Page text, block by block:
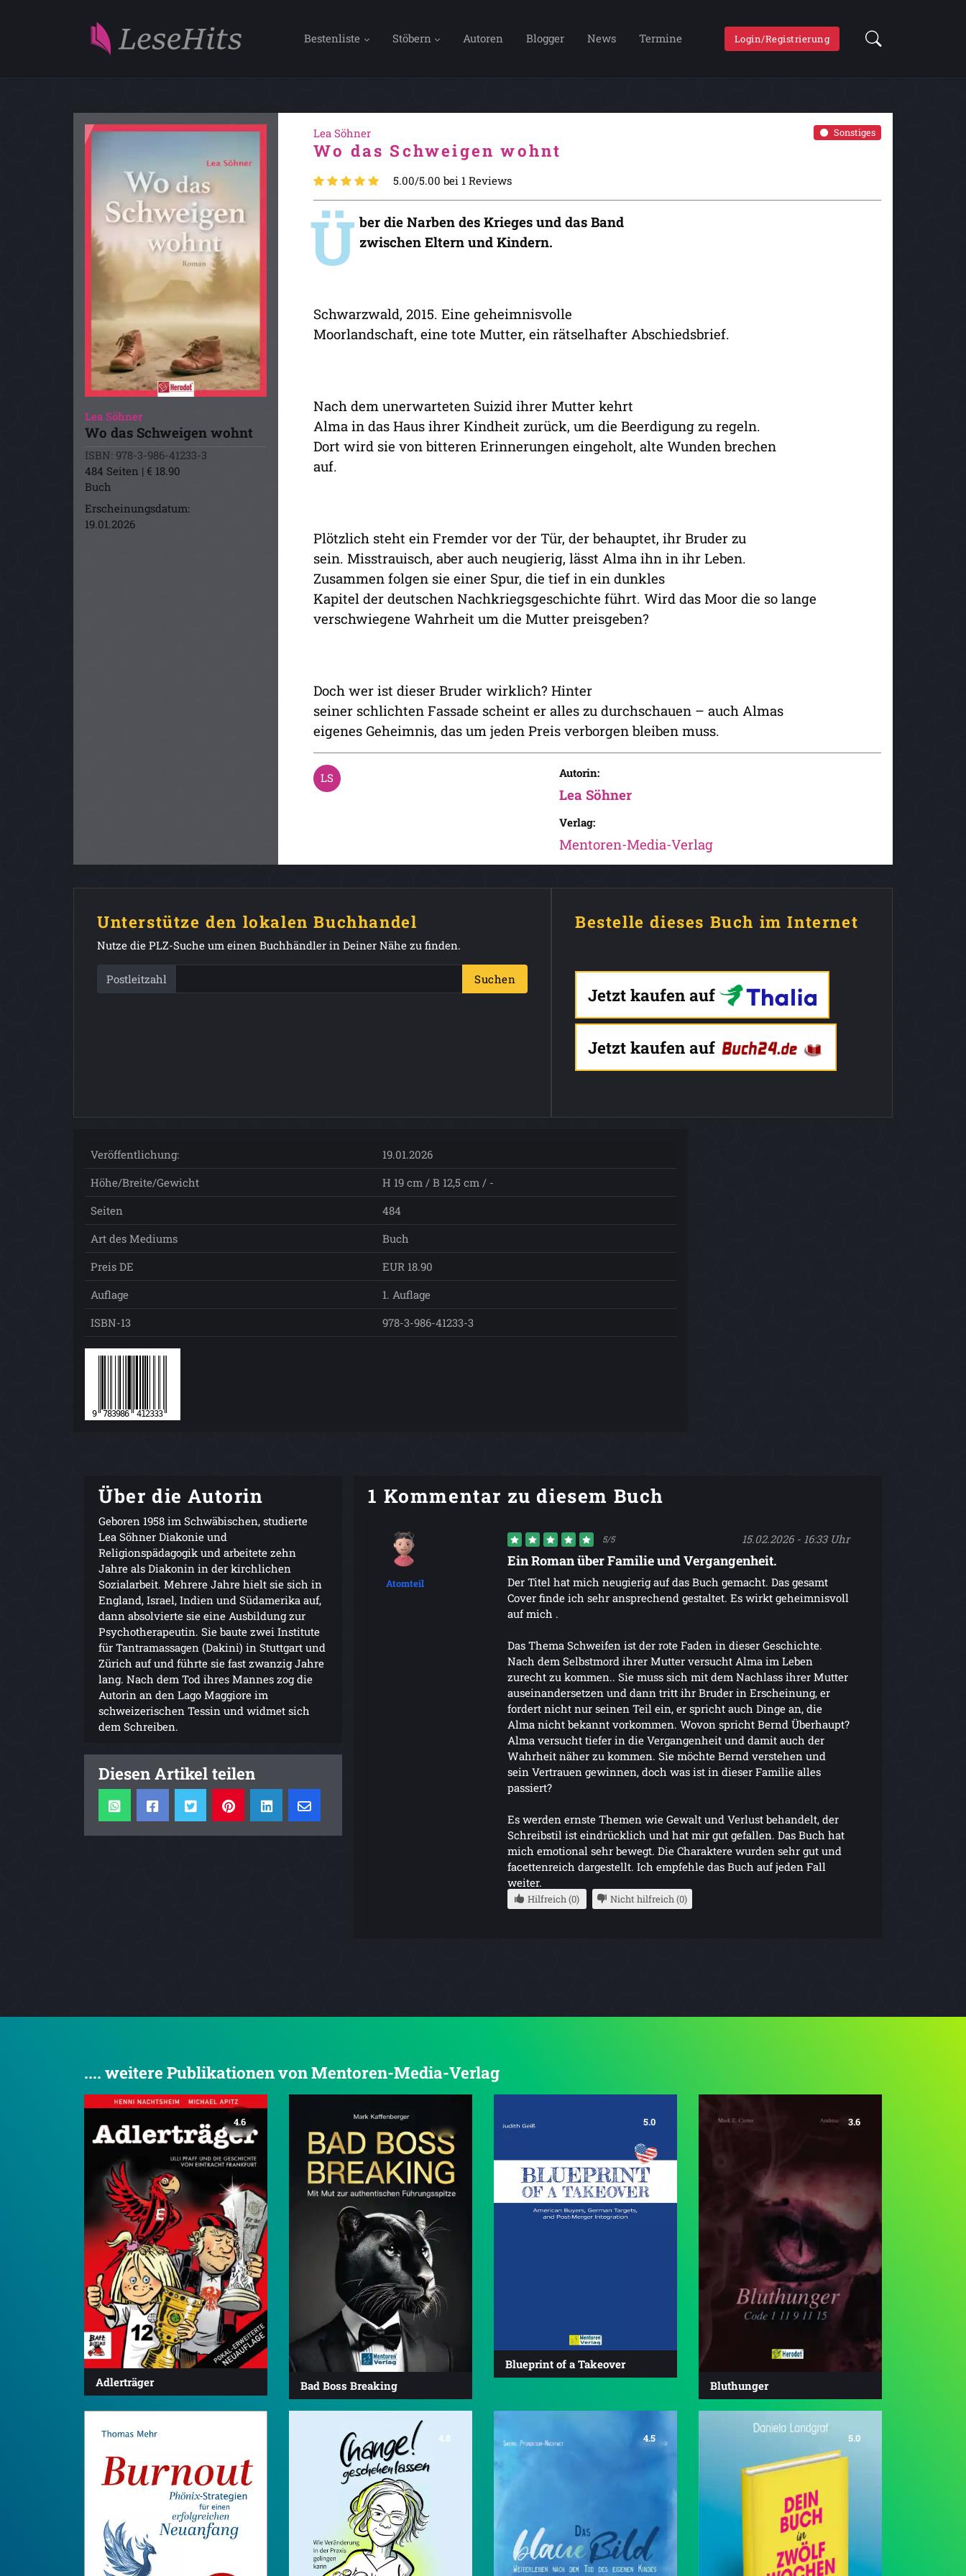
Bestenliste Stöbern Autoren Blogger News Termine Login/Registrierung
Lea Söhner
Wo das Schweigen wohnt
ISBN: 978-3-986-41233-3
484 Seiten | € 18.90
Buch
Erscheinungsdatum:
19.01.2026
Sonstiges
Lea Söhner
Wo das Schweigen wohnt
5.00/5.00 bei 1 Reviews
Ü ber die Narben des Krieges und das Band
zwischen Eltern und Kindern.
Schwarzwald, 2015. Eine geheimnisvolle
Moorlandschaft, eine tote Mutter, ein rätselhafter Abschiedsbrief.
Nach dem unerwarteten Suizid ihrer Mutter kehrt
Alma in das Haus ihrer Kindheit zurück, um die Beerdigung zu regeln.
Dort wird sie von bitteren Erinnerungen eingeholt, alte Wunden brechen
auf.
Plötzlich steht ein Fremder vor der Tür, der behauptet, ihr Bruder zu
sein. Misstrauisch, aber auch neugierig, lässt Alma ihn in ihr Leben.
Zusammen folgen sie einer Spur, die tief in ein dunkles
Kapitel der deutschen Nachkriegsgeschichte führt. Wird das Moor die so lange
verschwiegene Wahrheit um die Mutter preisgeben?
Doch wer ist dieser Bruder wirklich? Hinter
seiner schlichten Fassade scheint er alles zu durchschauen – auch Almas
eigenes Geheimnis, das um jeden Preis verborgen bleiben muss.
Autorin:
Lea Söhner
Verlag:
Mentoren-Media-Verlag
Unterstütze den lokalen Buchhandel
Nutze die PLZ-Suche um einen Buchhändler in Deiner Nähe zu finden.
Postleitzahl Suchen
Bestelle dieses Buch im Internet
Jetzt kaufen auf
Jetzt kaufen auf
Veröffentlichung:
19.01.2026
Höhe/Breite/Gewicht
H 19 cm / B 12,5 cm / -
Seiten
484
Art des Mediums
Buch
Preis DE
EUR 18.90
Auflage
1. Auflage
ISBN-13
978-3-986-41233-3
Über die Autorin
Geboren 1958 im Schwäbischen, studierte
Lea Söhner Diakonie und
Religionspädagogik und arbeitete zehn
Jahre als Diakonin in der kirchlichen
Sozialarbeit. Mehrere Jahre hielt sie sich in
England, Israel, Indien und Südamerika auf,
dann absolvierte sie eine Ausbildung zur
Psychotherapeutin. Sie baute zwei Institute
für Tantramassagen (Dakini) in Stuttgart und
Zürich auf und führte sie fast zwanzig Jahre
lang. Nach dem Tod ihres Mannes zog die
Autorin an den Lago Maggiore im
schweizerischen Tessin und widmet sich
dem Schreiben.
Diesen Artikel teilen
1 Kommentar zu diesem Buch
Atomteil
5/5 15.02.2026 - 16:33 Uhr
Ein Roman über Familie und Vergangenheit.
Der Titel hat mich neugierig auf das Buch gemacht. Das gesamt
Cover finde ich sehr ansprechend gestaltet. Es wirkt geheimnisvoll
auf mich .
Das Thema Schweifen ist der rote Faden in dieser Geschichte.
Nach dem Selbstmord ihrer Mutter versucht Alma im Leben
zurecht zu kommen.. Sie muss sich mit dem Nachlass ihrer Mutter
auseinandersetzen und dann tritt ihr Bruder in Erscheinung, er
fordert nicht nur seinen Teil ein, er spricht auch Dinge an, die
Alma nicht bekannt vorkommen. Wovon spricht Bernd Überhaupt?
Alma versucht tiefer in die Vergangenheit und damit auch der
Wahrheit näher zu kommen. Sie möchte Bernd verstehen und
sein Vertrauen gewinnen, doch was ist in dieser Familie alles
passiert?
Es werden ernste Themen wie Gewalt und Verlust behandelt, der
Schreibstil ist eindrücklich und hat mir gut gefallen. Das Buch hat
mich emotional sehr bewegt. Die Charaktere wurden sehr gut und
facettenreich dargestellt. Ich empfehle das Buch auf jeden Fall
weiter.
Hilfreich (0) Nicht hilfreich (0)
.... weitere Publikationen von Mentoren-Media-Verlag
4.6
Adlerträger Bad Boss Breaking
5.0
Blueprint of a Takeover
3.6
Bluthunger
4.8 4.5 5.0